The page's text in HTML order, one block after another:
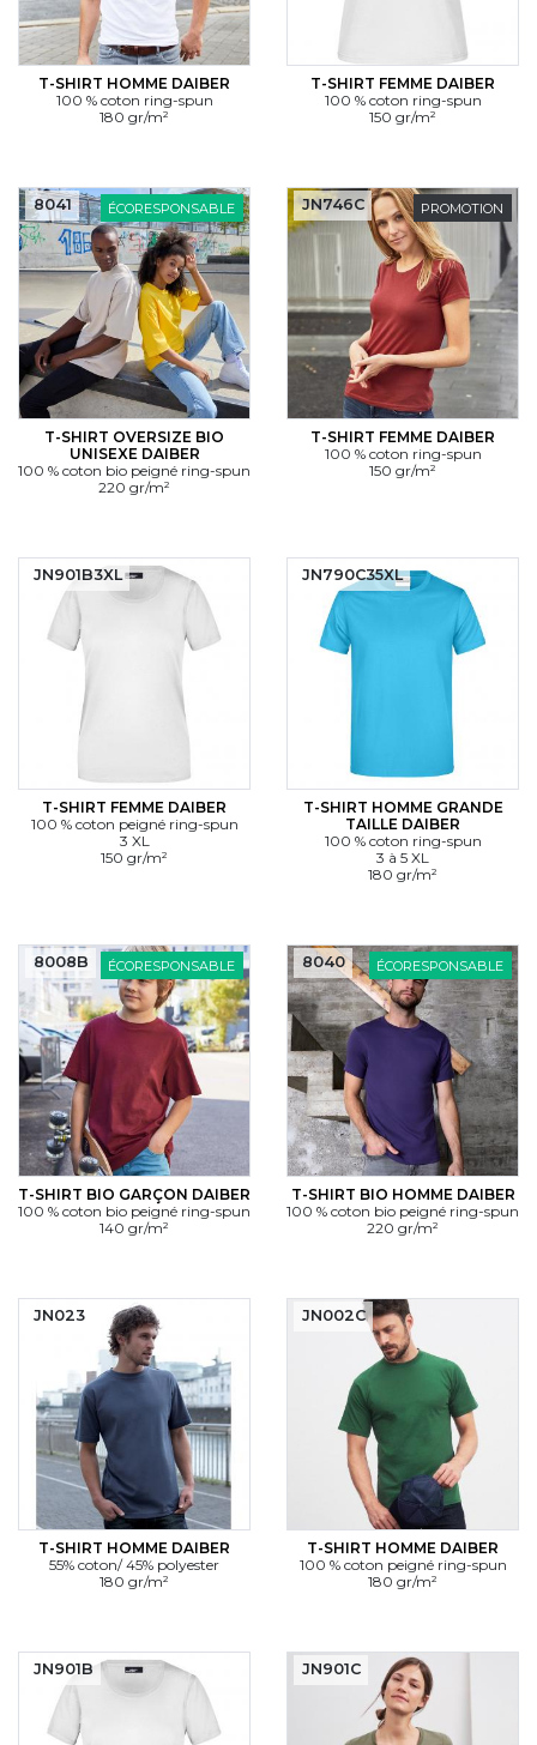
T-SHIRT HOMME DAIBER
100 % coton ring-spun
180 gr/m²
T-SHIRT FEMME DAIBER
100 % coton ring-spun
150 gr/m²
ÉCORESPONSABLE
T-SHIRT OVERSIZE BIO
UNISEXE DAIBER
100 % coton bio peigné ring-spun
220 gr/m²
8041 PROMOTION
T-SHIRT FEMME DAIBER
100 % coton ring-spun
150 gr/m²
JN746C
T-SHIRT FEMME DAIBER
100 % coton peigné ring-spun
3 XL
150 gr/m²
JN901B3XL
T-SHIRT HOMME GRANDE
TAILLE DAIBER
100 % coton ring-spun
3 à 5 XL
180 gr/m²
JN790C35XL
ÉCORESPONSABLE
T-SHIRT BIO GARÇON DAIBER
100 % coton bio peigné ring-spun
140 gr/m²
8008B ÉCORESPONSABLE
T-SHIRT BIO HOMME DAIBER
100 % coton bio peigné ring-spun
220 gr/m²
8040
T-SHIRT HOMME DAIBER
55% coton/ 45% polyester
180 gr/m²
JN023
T-SHIRT HOMME DAIBER
100 % coton peigné ring-spun
180 gr/m²
JN002C
JN901B JN901C